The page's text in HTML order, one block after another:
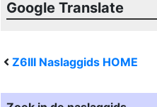
Google Translate
Z6III Naslaggids HOME